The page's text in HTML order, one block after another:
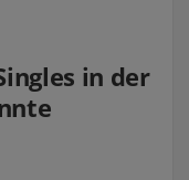
in der